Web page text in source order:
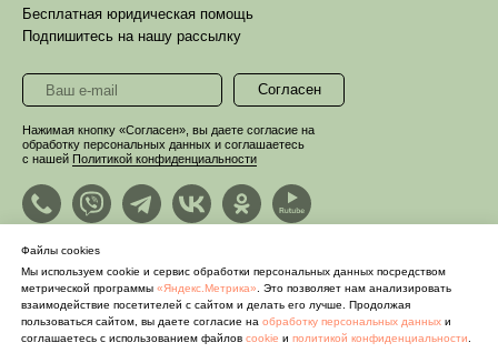
Нажимая кнопку «Согласен», вы даете согласие на
обработку персональных данных и соглашаетесь
с нашей Политикой конфиденциальности
Подпишитесь на нашу рассылку
Согласен
Бесплатная юридическая помощь
Файлы cookies
Мы используем cookie и сервис обработки персональных данных посредством
метрической программы «Яндекс.Метрика». Это позволяет нам анализировать
взаимодействие посетителей с сайтом и делать его лучше. Продолжая
пользоваться сайтом, вы даете согласие на обработку персональных данных и
соглашаетесь с использованием файлов cookie и политикой конфиденциальности.